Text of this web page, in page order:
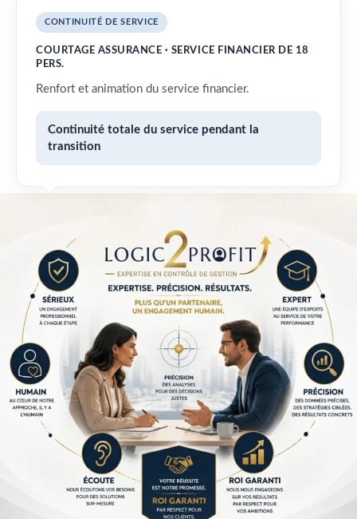
CONTINUITÉ DE SERVICE
COURTAGE ASSURANCE · SERVICE FINANCIER DE 18
PERS.
Renfort et animation du service financier.
Continuité totale du service pendant la
transition